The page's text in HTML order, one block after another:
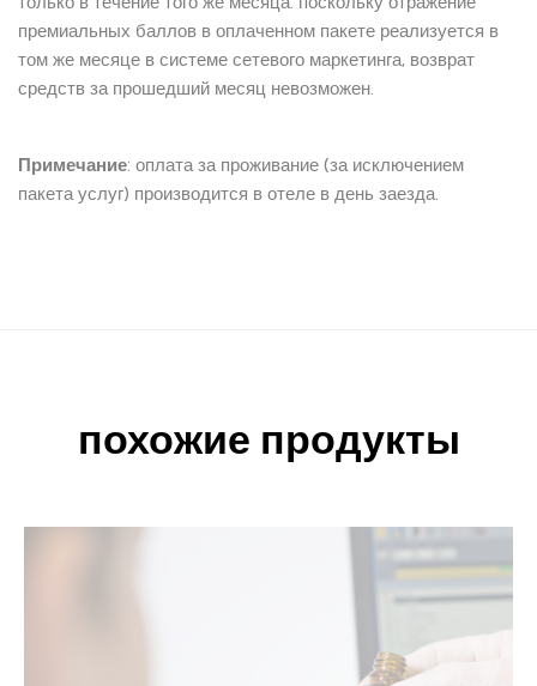
премиальных баллов в оплаченном пакете реализуется в
том же месяце в системе сетевого маркетинга, возврат
средств за прошедший месяц невозможен.
Примечание: оплата за проживание (за исключением
пакета услуг) производится в отеле в день заезда.
похожие продукты